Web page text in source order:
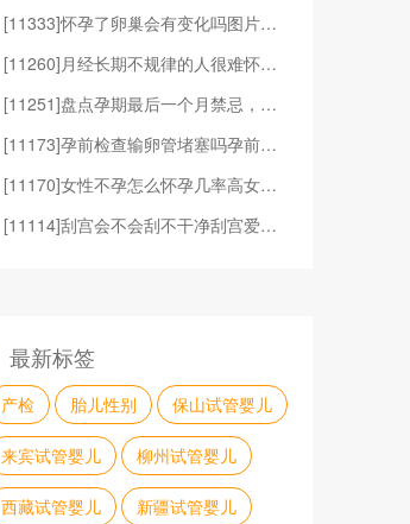
[11333]怀孕了卵巢会有变化吗图片怀孕后和卵巢有关
[11260]月经长期不规律的人很难怀孕吗？
[11251]盘点孕期最后一个月禁忌，避免过度紧张放松
[11173]孕前检查输卵管堵塞吗孕前要查输卵管吗孕前
[11170]女性不孕怎么怀孕几率高女人不孕有什么办法
[11114]刮宫会不会刮不干净刮宫爱怀孕吗刮宫容易刮
最新标签
产检 胎儿性别 保山试管婴儿
来宾试管婴儿 柳州试管婴儿
西藏试管婴儿 新疆试管婴儿